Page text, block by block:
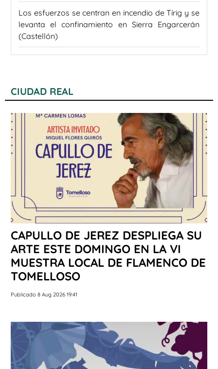
Los esfuerzos se centran en incendio de Tírig y se
levanta el confinamiento en Sierra Engarcerán
(Castellón)
CIUDAD REAL
CAPULLO DE JEREZ DESPLIEGA SU
ARTE ESTE DOMINGO EN LA VI
MUESTRA LOCAL DE FLAMENCO DE
TOMELLOSO
Publicado 8 Aug 2026 19:41